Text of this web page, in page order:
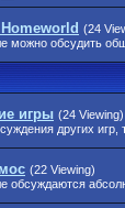
(24
можно обсудить
игры (24 Viewing)
других
(22 Viewing)
обсуждаются